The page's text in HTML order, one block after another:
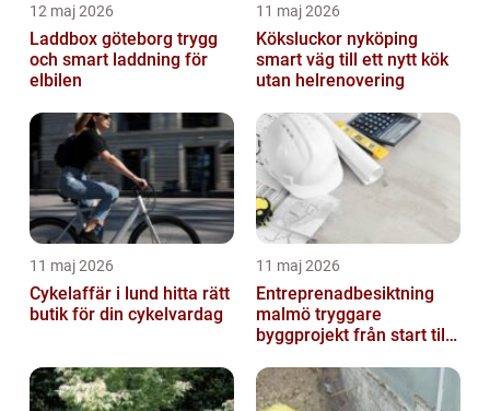
12 maj 2026
Laddbox göteborg trygg
och smart laddning för
elbilen
11 maj 2026
Köksluckor nyköping
smart väg till ett nytt kök
utan helrenovering
11 maj 2026
Cykelaffär i lund hitta rätt
butik för din cykelvardag
11 maj 2026
Entreprenadbesiktning
malmö tryggare
byggprojekt från start till